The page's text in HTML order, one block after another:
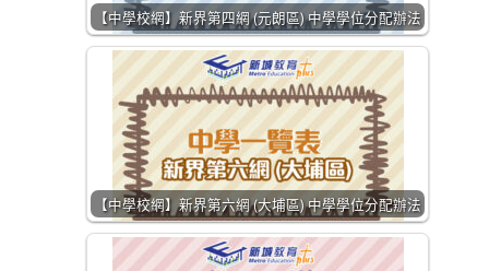
【中學校網】新界第四網 (元朗區) 中學學位分配辦法
【中學校網】新界第六網 (大埔區) 中學學位分配辦法